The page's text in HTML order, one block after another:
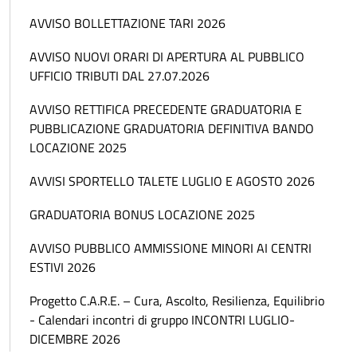
AVVISO BOLLETTAZIONE TARI 2026
AVVISO NUOVI ORARI DI APERTURA AL PUBBLICO
UFFICIO TRIBUTI DAL 27.07.2026
AVVISO RETTIFICA PRECEDENTE GRADUATORIA E
PUBBLICAZIONE GRADUATORIA DEFINITIVA BANDO
LOCAZIONE 2025
AVVISI SPORTELLO TALETE LUGLIO E AGOSTO 2026
GRADUATORIA BONUS LOCAZIONE 2025
AVVISO PUBBLICO AMMISSIONE MINORI AI CENTRI
ESTIVI 2026
Progetto C.A.R.E. – Cura, Ascolto, Resilienza, Equilibrio
- Calendari incontri di gruppo INCONTRI LUGLIO-
DICEMBRE 2026